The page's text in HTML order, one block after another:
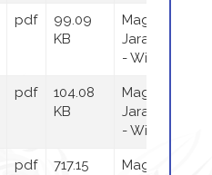
pdf
99.09
KB
Magdalena
Jaraczewska
- Wieczorek
pdf
104.08
KB
Magdalena
Jaraczewska
- Wieczorek
pdf
717.15
Magdalena